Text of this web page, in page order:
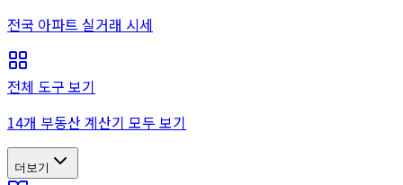
전국 아파트 실거래 시세
전체 도구 보기
14개 부동산 계산기 모두 보기
더보기